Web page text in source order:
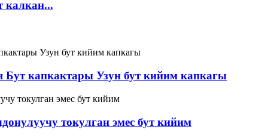
калкан...
Бут капкактары Узун бут кийим капкагы
токулган эмес бут кийим